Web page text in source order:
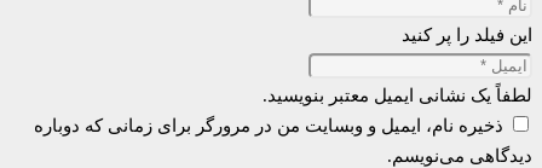
این فیلد را پر کنید
لطفاً یک نشانی ایمیل معتبر بنویسید.
ذخیره نام، ایمیل و وبسایت من در مرورگر برای زمانی که دوباره
دیدگاهی می‌نویسم.